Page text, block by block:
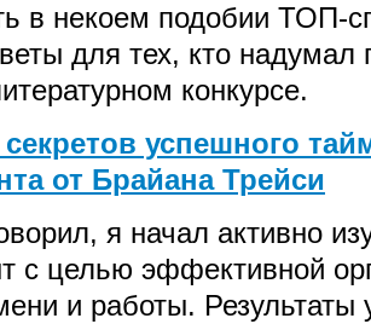
в некоем подобии ТОП-
для тех, кто надумал
конкурсе.
успешного
от Брайана Трейси
я начал активно
с целью эффективной
и работы. Результаты